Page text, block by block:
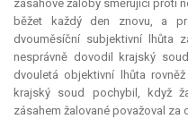
zásahové žaloby směřující proti
běžet každý den znovu, a
dvouměsíční subjektivní
nesprávně dovodil krajský
dvouletá objektivní lhůta
krajský soud pochybil, když
zásahem žalované považoval za